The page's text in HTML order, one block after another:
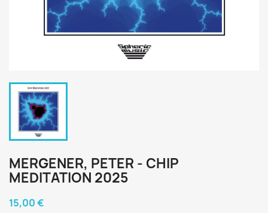
MERGENER, PETER - CHIP
MEDITATION 2025
15,00 €